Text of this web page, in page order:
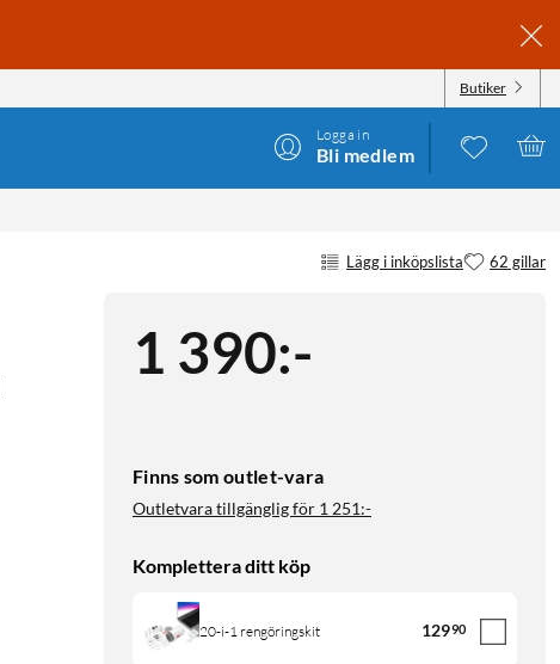
Butiker
Logga in
Bli medlem
Lägg i inköpslista 62 gillar
1 390:-
Finns som outlet-vara
Outletvara tillgänglig för 1 251:-
Komplettera ditt köp
20-i-1 rengöringskit 12990